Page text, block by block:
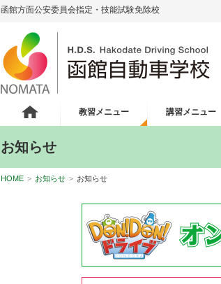
函館方面公安委員会指定・技能試験免除校
教習メニュー 講習メニュー
お知らせ
HOME > お知らせ > お知らせ